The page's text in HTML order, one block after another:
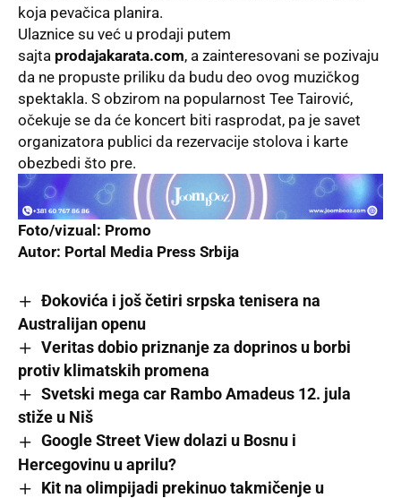
koja pevačica planira.
Ulaznice su već u prodaji putem
sajta prodajakarata.com, a zainteresovani se pozivaju
da ne propuste priliku da budu deo ovog muzičkog
spektakla. S obzirom na popularnost Tee Tairović,
očekuje se da će koncert biti rasprodat, pa je savet
organizatora publici da rezervacije stolova i karte
obezbedi što pre.
Foto/vizual: Promo
Autor: Portal Media Press Srbija
Đokovića i još četiri srpska tenisera na
Australijan openu
Veritas dobio priznanje za doprinos u borbi
protiv klimatskih promena
Svetski mega car Rambo Amadeus 12. jula
stiže u Niš
Google Street View dolazi u Bosnu i
Hercegovinu u aprilu?
Kit na olimpijadi prekinuo takmičenje u